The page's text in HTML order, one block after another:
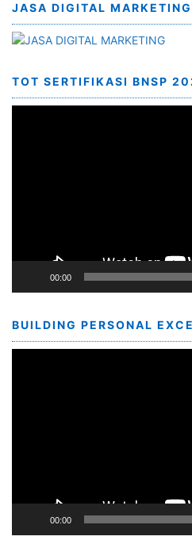
JASA DIGITAL
TOT SERTIFIKASI BNSP
00:00
BUILDING PERSONAL
00:00